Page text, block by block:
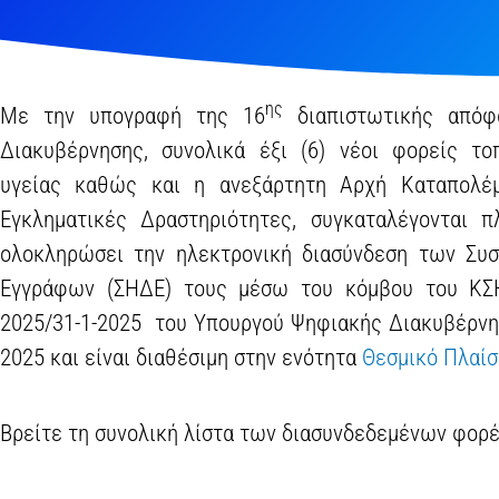
Με την υπογραφή της 16ης διαπιστωτικής
Διακυβέρνησης, συνολικά έξι (6) νέοι φορείς
υγείας καθώς και η ανεξάρτητη Αρχή
Εγκληματικές Δραστηριότητες,
ολοκληρώσει την ηλεκτρονική διασύνδεση των
Εγγράφων (ΣΗΔΕ) τους μέσω του κόμβου του
2025/31-1-2025 του Υπουργού Ψηφιακής
2025 και είναι διαθέσιμη στην ενότητα Θεσμικό
Βρείτε τη συνολική λίστα των διασυνδεδεμένων